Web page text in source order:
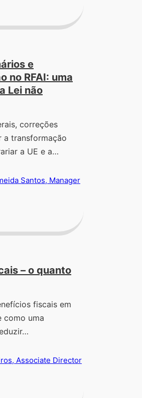
e
no RFAI: uma
Lei não
correções
a transformação
a UE e a…
Santos, Manager
– o quanto
fiscais em
como uma
Associate Director